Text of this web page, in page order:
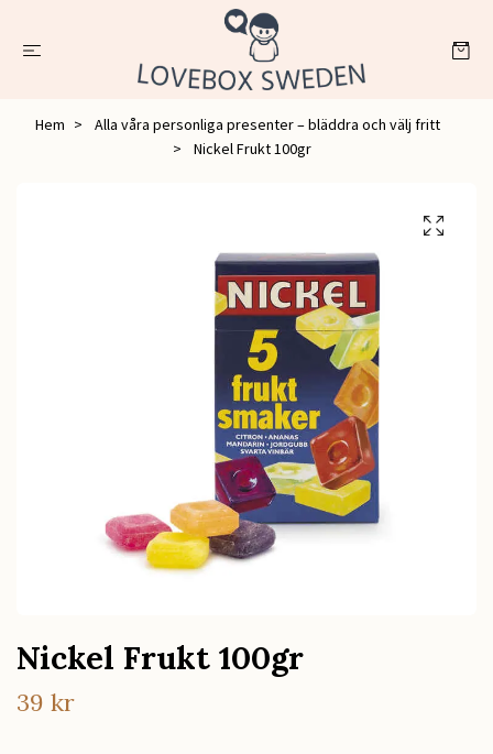
Hem
Alla våra personliga presenter – bläddra och välj fritt
Nickel Frukt 100gr
Nickel Frukt 100gr
39 kr